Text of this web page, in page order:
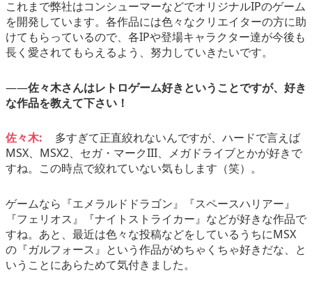
これまで弊社はコンシューマーなどでオリジナルIPのゲーム
を開発しています。各作品には色々なクリエイターの方に助
けてもらっているので、各IPや登場キャラクター達が今後も
長く愛されてもらえるよう、努力していきたいです。
――佐々木さんはレトロゲーム好きということですが、好き
な作品を教えて下さい！
佐々木:
多すぎて正直絞れないんですが、ハードで言えば
MSX、MSX2、セガ・マークIII、メガドライブとかが好きで
すね。この時点で絞れていない気もします（笑）。
ゲームなら『エメラルドドラゴン』『スペースハリアー』
『フェリオス』『ナイトストライカー』などが好きな作品で
すね。あと、最近は色々な投稿などをしているうちにMSX
の『ガルフォース』という作品がめちゃくちゃ好きだな、と
いうことにあらためて気付きました。